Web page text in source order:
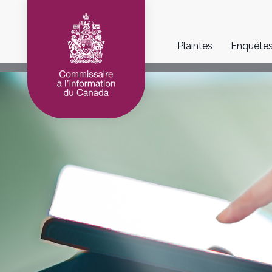
Main
navigation
Plaintes Enquêtes